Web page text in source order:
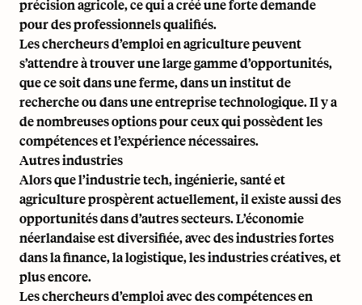
précision agricole, ce qui a créé une forte demande
pour des professionnels qualifiés.
Les chercheurs d’emploi en agriculture peuvent
s’attendre à trouver une large gamme d’opportunités,
que ce soit dans une ferme, dans un institut de
recherche ou dans une entreprise technologique. Il y a
de nombreuses options pour ceux qui possèdent les
compétences et l’expérience nécessaires.
Autres industries
Alors que l’industrie tech, ingénierie, santé et
agriculture prospèrent actuellement, il existe aussi des
opportunités dans d’autres secteurs. L’économie
néerlandaise est diversifiée, avec des industries fortes
dans la finance, la logistique, les industries créatives, et
plus encore.
Les chercheurs d’emploi avec des compétences en